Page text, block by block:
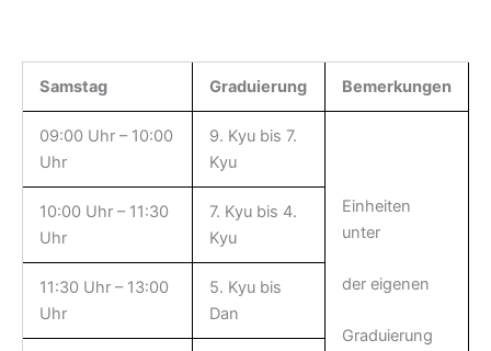
Samstag Graduierung Bemerkungen
09:00 Uhr – 10:00
Uhr
9. Kyu bis 7.
Kyu
Einheiten
unter
der eigenen
Graduierung
10:00 Uhr – 11:30
Uhr
7. Kyu bis 4.
Kyu
11:30 Uhr – 13:00
Uhr
5. Kyu bis
Dan